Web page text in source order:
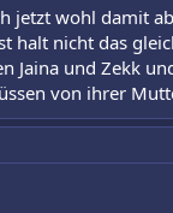
jetzt wohl damit
halt nicht das
Jaina und Zekk
von ihrer